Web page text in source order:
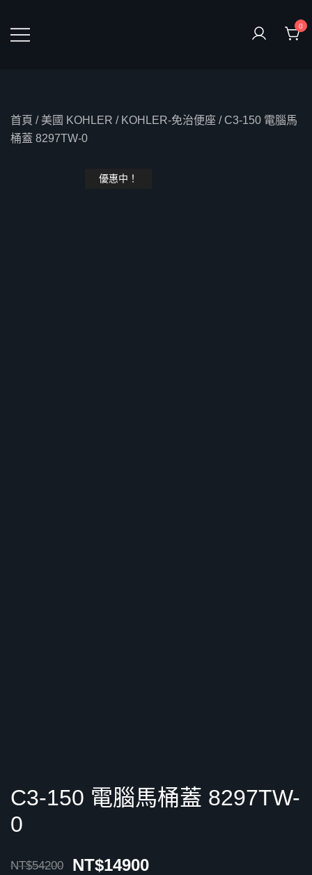
content
0
首頁 / 美國 KOHLER / KOHLER-免治便座 / C3-150 電腦馬
桶蓋 8297TW-0
優惠中！
C3-150 電腦馬桶蓋 8297TW-
0
NT$54200 NT$14900